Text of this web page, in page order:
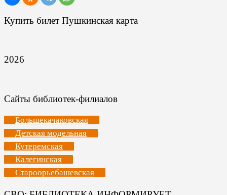
Купить билет Пушкинская карта
2026
Сайты библиотек-филиалов
Большекачаковская
Детская модельная
Кутеремская
Калегинская
Староорьебашевская